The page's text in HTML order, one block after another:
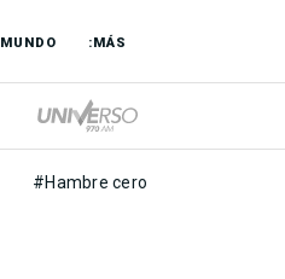
MUNDO :MÁS
#Hambre cero